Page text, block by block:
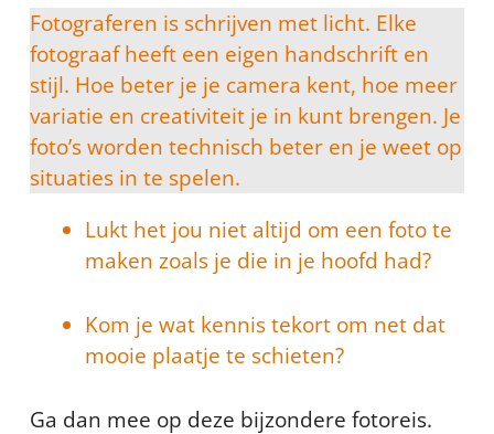
Fotograferen is schrijven met licht. Elke
fotograaf heeft een eigen handschrift en
stijl. Hoe beter je je camera kent, hoe meer
variatie en creativiteit je in kunt brengen. Je
foto’s worden technisch beter en je weet op
situaties in te spelen.
Lukt het jou niet altijd om een foto te
maken zoals je die in je hoofd had?
Kom je wat kennis tekort om net dat
mooie plaatje te schieten?
Ga dan mee op deze bijzondere fotoreis.